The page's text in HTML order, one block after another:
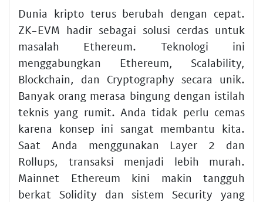
Dunia kripto terus berubah dengan cepat.
ZK-EVM hadir sebagai solusi cerdas untuk
masalah Ethereum. Teknologi ini
menggabungkan Ethereum, Scalability,
Blockchain, dan Cryptography secara unik.
Banyak orang merasa bingung dengan istilah
teknis yang rumit. Anda tidak perlu cemas
karena konsep ini sangat membantu kita.
Saat Anda menggunakan Layer 2 dan
Rollups, transaksi menjadi lebih murah.
Mainnet Ethereum kini makin tangguh
berkat Solidity dan sistem Security yang